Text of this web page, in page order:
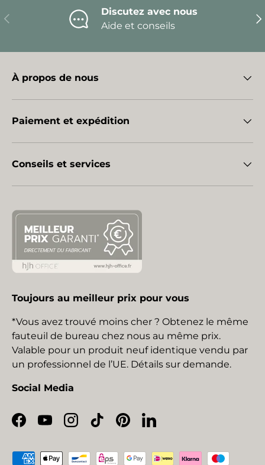
Précédent
Discutez avec nous
Aide et conseils
À propos de nous
Paiement et expédition
Conseils et services
Toujours au meilleur prix pour vous
*Vous avez trouvé moins cher ? Obtenez le même
fauteuil de bureau chez nous au même prix.
Valable pour un produit neuf identique vendu par
un professionnel de l’UE. Détails sur demande.
Social Media
Facebook
YouTubeInstagram
TikTokPinterestLinkedIn
Moyens de paiement acceptés